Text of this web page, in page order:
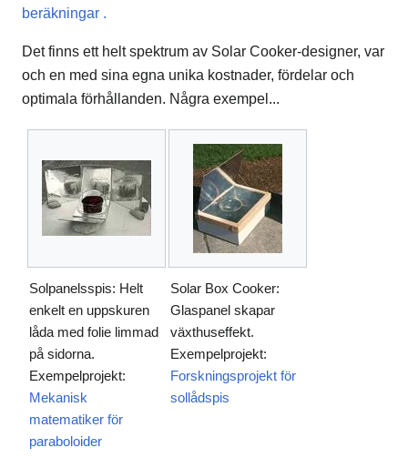
beräkningar .
Det finns ett helt spektrum av Solar Cooker-designer, var
och en med sina egna unika kostnader, fördelar och
optimala förhållanden. Några exempel...
Solpanelsspis: Helt
enkelt en uppskuren
låda med folie limmad
på sidorna.
Exempelprojekt:
Mekanisk
matematiker för
paraboloider
Solar Box Cooker:
Glaspanel skapar
växthuseffekt.
Exempelprojekt:
Forskningsprojekt för
sollådspis